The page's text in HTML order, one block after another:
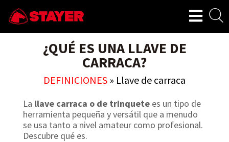
¿QUÉ ES UNA LLAVE DE
CARRACA?
DEFINICIONES » Llave de carraca
La llave carraca o de trinquete es un tipo de
herramienta pequeña y versátil que a menudo
se usa tanto a nivel amateur como profesional.
Descubre qué es.